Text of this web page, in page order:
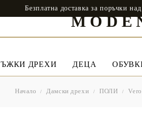
Безплатна доставка за поръчки
ДРЕХИ ДЕЦА
Начало Дамски дрехи ПОЛИ